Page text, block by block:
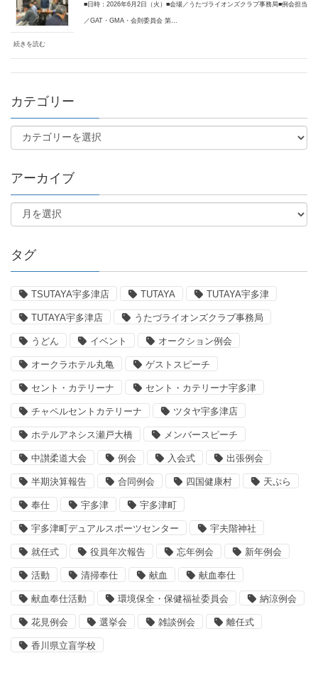
■日時：2026年6月2日（火）■会場／うたづライオンズクラブ事務局■例会担当
／GAT・GMA・会則委員会 第…
続きを読む
カテゴリー
アーカイブ
タグ
TSUTAYA宇多津店 TUTAYA TUTAYA宇多津
TUTAYA宇多津店 うたづライオンズクラブ事務局
うどん イベント オークション例会
オークラホテル丸亀 ゲストスピーチ
セント・カテリーナ セント・カテリーナ宇多津
チャペルセントカテリーナ ツタヤ宇多津店
ホテルアネシス瀬戸大橋 メンバースピーチ
中讃柔道大会 例会 入会式 出張例会
半期決算報告 合同例会 四国健康村 天ぷら
奉仕 宇多津 宇多津町
宇多津町デュアルスポーツセンター 宇夫階神社
就任式 役員年次報告 忘年例会 新年例会
活動 清掃奉仕 献血 献血奉仕
献血奉仕活動 環境保全・保健福祉委員会 納涼例会
花見例会 選挙会 雑談例会 離任式
香川県立盲学校